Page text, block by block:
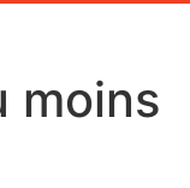
moins